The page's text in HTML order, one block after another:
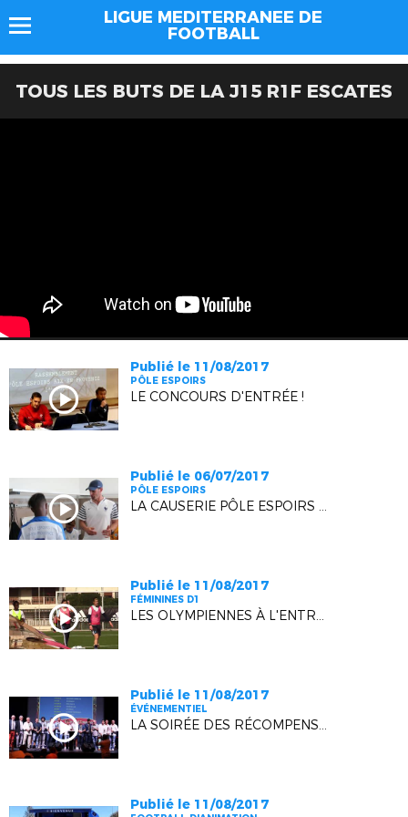
LIGUE MEDITERRANEE DE
FOOTBALL
TOUS LES BUTS DE LA J15 R1F ESCATES
Publié le 11/08/2017
PÔLE ESPOIRS
LE CONCOURS D'ENTRÉE !
Publié le 06/07/2017
PÔLE ESPOIRS
LA CAUSERIE PÔLE ESPOIRS - NICE U15
Publié le 11/08/2017
FÉMININES D1
LES OLYMPIENNES À L'ENTRAINEMENT
Publié le 11/08/2017
ÉVÉNEMENTIEL
LA SOIRÉE DES RÉCOMPENSES SE MET EN SEYNE !
Publié le 11/08/2017